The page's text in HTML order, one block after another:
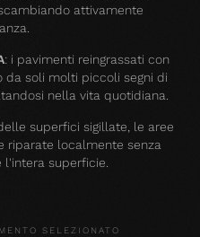
attivamente
: i pavimenti reingrassati con
da soli molti piccoli segni di
nella vita quotidiana.
superfici sigillate, le aree
riparate localmente senza
superficie.
SELEZIONATO